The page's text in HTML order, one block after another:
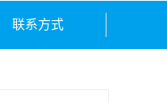
联系方式